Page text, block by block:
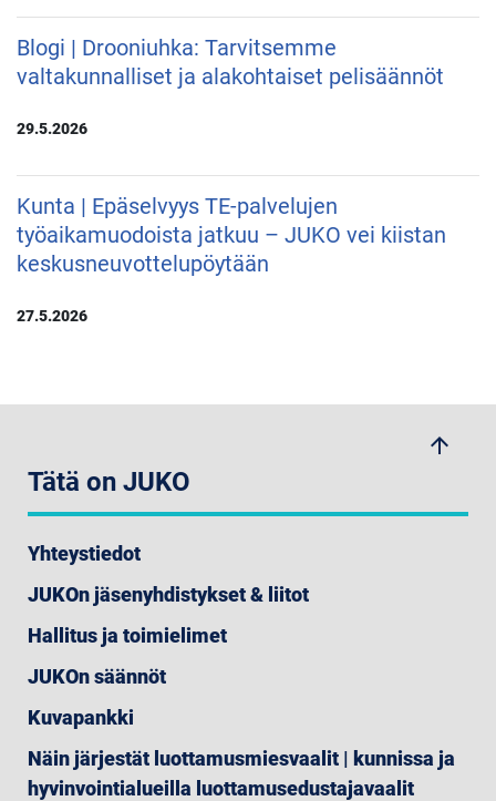
Blogi | Drooniuhka: Tarvitsemme
valtakunnalliset ja alakohtaiset pelisäännöt
29.5.2026
Kunta | Epäselvyys TE-palvelujen
työaikamuodoista jatkuu – JUKO vei kiistan
keskusneuvottelupöytään
27.5.2026
arrow_upwards
Tätä on JUKO
Yhteystiedot
JUKOn jäsenyhdistykset & liitot
Hallitus ja toimielimet
JUKOn säännöt
Kuvapankki
Näin järjestät luottamusmiesvaalit | kunnissa ja
hyvinvointialueilla luottamusedustajavaalit